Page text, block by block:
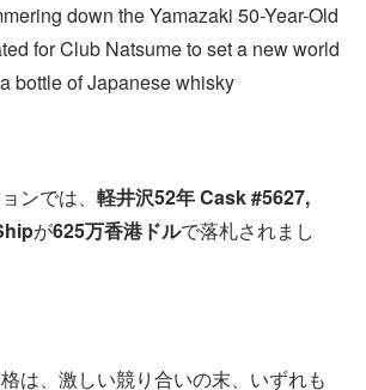
down the Yamazaki 50-Year-Old
for Club Natsume to set a new world
bottle of Japanese whisky
ンでは、 軽井沢52年Cask #5627,
が625万香港ドルで落札されまし
は、激しい競り合いの末、いずれも